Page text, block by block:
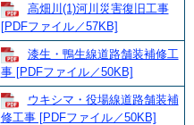
高畑川(1)河川災害復旧工事
[PDFファイル／57KB]
漆生・鴨生線道路舗装補修工
事 [PDFファイル／50KB]
ウキシマ・役場線道路舗装補
修工事 [PDFファイル／50KB]